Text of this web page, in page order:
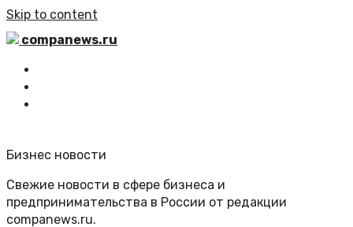
Skip to content
companews.ru
Бизнес новости
Свежие новости в сфере бизнеса и
предпринимательства в России от редакции
companews.ru.